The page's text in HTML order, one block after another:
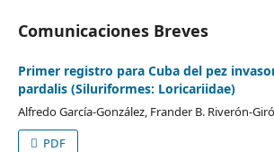
Comunicaciones Breves
Primer registro para Cuba del pez
pardalis (Siluriformes: Loricariidae)
Alfredo García-González, Frander B. Riverón-
PDF